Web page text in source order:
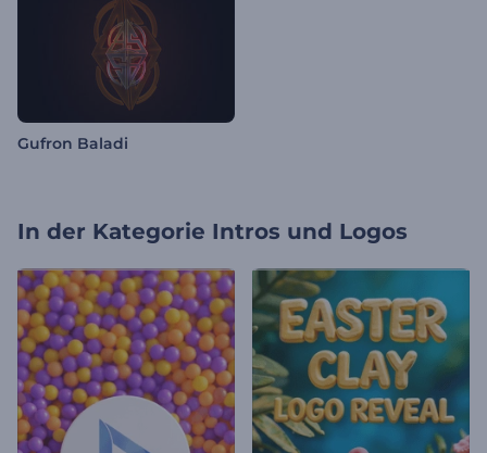
Gufron Baladi
In der Kategorie Intros und Logos